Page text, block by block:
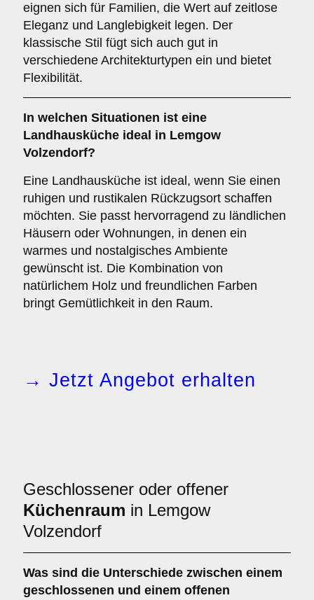
eignen sich für Familien, die Wert auf zeitlose
Eleganz und Langlebigkeit legen. Der
klassische Stil fügt sich auch gut in
verschiedene Architekturtypen ein und bietet
Flexibilität.
In welchen Situationen ist eine
Landhausküche ideal in Lemgow
Volzendorf?
Eine Landhausküche ist ideal, wenn Sie einen
ruhigen und rustikalen Rückzugsort schaffen
möchten. Sie passt hervorragend zu ländlichen
Häusern oder Wohnungen, in denen ein
warmes und nostalgisches Ambiente
gewünscht ist. Die Kombination von
natürlichem Holz und freundlichen Farben
bringt Gemütlichkeit in den Raum.
→ Jetzt Angebot erhalten
Geschlossener oder offener
Küchenraum in Lemgow
Volzendorf
Was sind die Unterschiede zwischen einem
geschlossenen und einem offenen